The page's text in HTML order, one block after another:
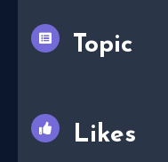
Topic
Likes